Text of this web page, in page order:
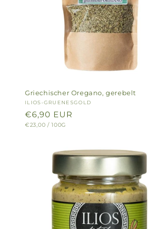
Griechischer Oregano, gerebelt
Anbieter:
ILIOS-GRUENESGOLD
Normaler
Preis
€6,90 EUR
GRUNDPREIS
€23,00 / PRO
100G